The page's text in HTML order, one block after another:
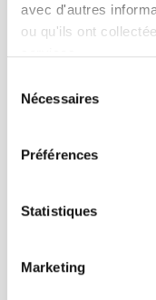
avec d'autres
ou qu'ils ont
Nécessaires
Préférences
Statistiques
Marketing
SCIENCES PO
original research, to
FOREIGN RIGHTS
CONDITIONS OF SALE